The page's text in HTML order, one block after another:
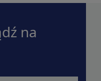
na